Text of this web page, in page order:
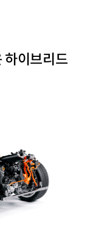
하이브리드